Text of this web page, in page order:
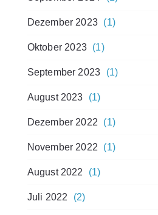
Dezember 2023 (1)
Oktober 2023 (1)
September 2023 (1)
August 2023 (1)
Dezember 2022 (1)
November 2022 (1)
August 2022 (1)
Juli 2022 (2)